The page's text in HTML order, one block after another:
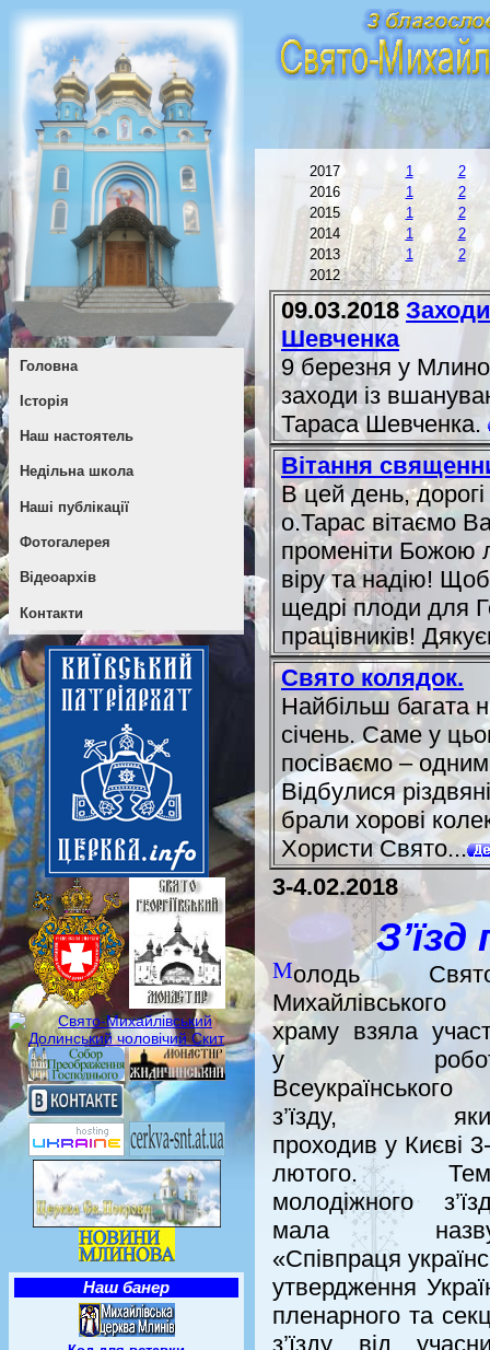
Головна
Історія
Наш настоятель
Недільна школа
Наші публікації
Фотогалерея
Відеоархів
Контакти
Наш банер
2017 1
2
2016
1
2
2015
1
2
2014
1
2
2013
1
2
2012
09.03.2018
Шевченка
9 березня у
заходи із
Тараса Шевченка.
Вітання
В цей день,
о.Тарас вітаємо
променіти Божою
віру та надію!
щедрі плоди для
працівників!
Свято колядок.
Найбільш багата
січень. Саме у
посіваємо –
Відбулися
брали хорові
Хористи Свято...
3-4.02.2018
Молодь
Михайлівського
храму взяла
у
Всеукраїнського
з’їзду,
проходив у Києві
лютого.
молодіжного
мала
«Співпраця
утвердження
пленарного та
з’їзду від